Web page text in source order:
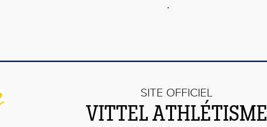
SITE OFFICIEL
VITTEL ATHLÉTISME